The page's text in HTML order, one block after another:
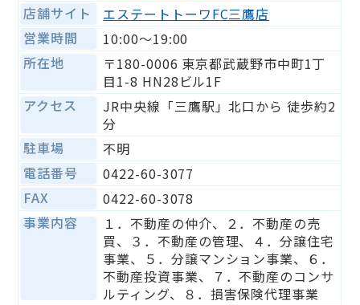
店舗サイト
エステートトーワFC三鷹店
営業時間
10:00〜19:00
所在地
〒180-0006 東京都武蔵野市中町1丁
目1-8 HN28ビル1F
アクセス
JR中央線「三鷹駅」北口から 徒歩約2
分
駐車場
不明
電話番号
0422-60-3077
FAX
0422-60-3078
事業内容
１．不動産の仲介、２．不動産の売
買、３．不動産の管理、４．分譲住宅
事業、５．分譲マンション事業、６．
不動産投資事業、７．不動産のコンサ
ルティング、８．損害保険代理事業